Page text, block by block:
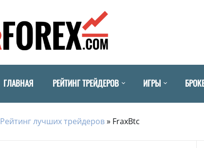
ГЛАВНАЯ РЕЙТИНГ ТРЕЙДЕРОВ ИГРЫ
Рейтинг лучших трейдеров» FraxBtc